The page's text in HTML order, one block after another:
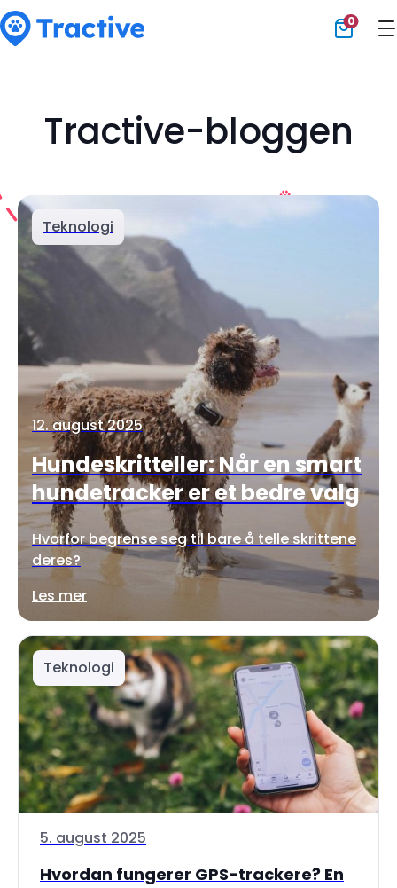
0
Tractive-bloggen
Teknologi
12. august 2025
Hundeskritteller: Når en smart
hundetracker er et bedre valg
Hvorfor begrense seg til bare å telle skrittene
deres?
Les mer
Teknologi
5. august 2025
Hvordan fungerer GPS-trackere? En